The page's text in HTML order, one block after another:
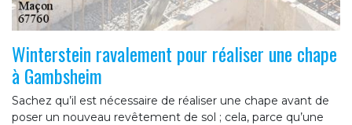
Winterstein ravalement pour réaliser une chape
à Gambsheim
Sachez qu’il est nécessaire de réaliser une chape avant de
poser un nouveau revêtement de sol ; cela, parce qu’une